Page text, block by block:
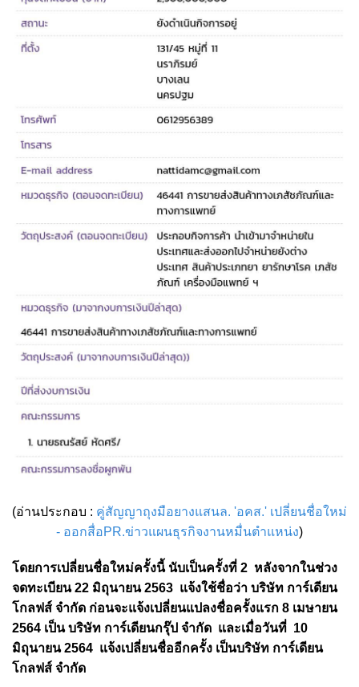
(อ่านประกอบ : คู่สัญญาถุงมือยางแสนล. 'อคส.' เปลี่ยนชื่อใหม่
- ออกสื่อPR.ข่าวแผนธุรกิจงานหมื่นตำแหน่ง)
โดยการเปลี่ยนชื่อใหม่ครั้งนี้ นับเป็นครั้งที่ 2 หลังจากในช่วง
จดทะเบียน 22 มิถุนายน 2563 แจ้งใช้ชื่อว่า บริษัท การ์เดียน
โกลฟส์ จำกัด ก่อนจะแจ้งเปลี่ยนแปลงชื่อครั้งแรก 8 เมษายน
2564 เป็น บริษัท การ์เดียนกรุ๊ป จำกัด และเมื่อวันที่ 10
มิถุนายน 2564 แจ้งเปลี่ยนชื่ออีกครั้ง เป็นบริษัท การ์เดียน
โกลฟส์ จำกัด